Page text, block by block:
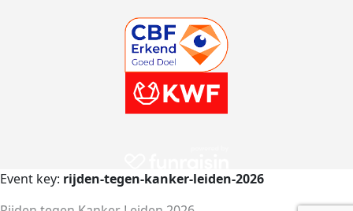
Event key: rijden-tegen-kanker-leiden-2026